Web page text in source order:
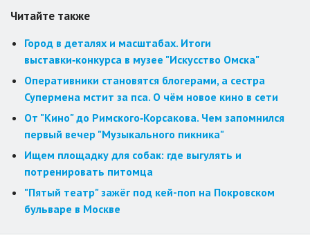
Читайте также
Город в деталях и масштабах. Итоги
выставки‑конкурса в музее "Искусство Омска"
Оперативники становятся блогерами, а сестра
Супермена мстит за пса. О чём новое кино в сети
От "Кино" до Римского‑Корсакова. Чем запомнился
первый вечер "Музыкального пикника"
Ищем площадку для собак: где выгулять и
потренировать питомца
"Пятый театр" зажёг под кей-поп на Покровском
бульваре в Москве